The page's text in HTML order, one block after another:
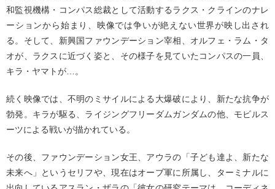
和監視機構・コンパス総裁として活動するラクス・クラインのナレ
ーションから始まり、映像では争いが絶えない世界が映し出され
る。そして、新興国ファウンデーション宰相、オルフェ・ラム・タ
オが、ラクスに近づく姿と、その様子を見ていたコンパスの一員、
キラ・ヤマトが…。
続く映像では、不明のミサイルによる大爆破により、新たな抗争が
勃発。キラが駆る、ライジングフリーダムガンダムの他、モビルス
ーツによる戦いが描かれている。
その後、ファウンデーション女王、アウラの「子ども達よ、新たな
未来へ」というセリフや、現在はオーブ軍に所属し、ターミナルに